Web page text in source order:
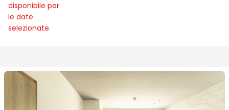
disponibile per
le date
selezionate.